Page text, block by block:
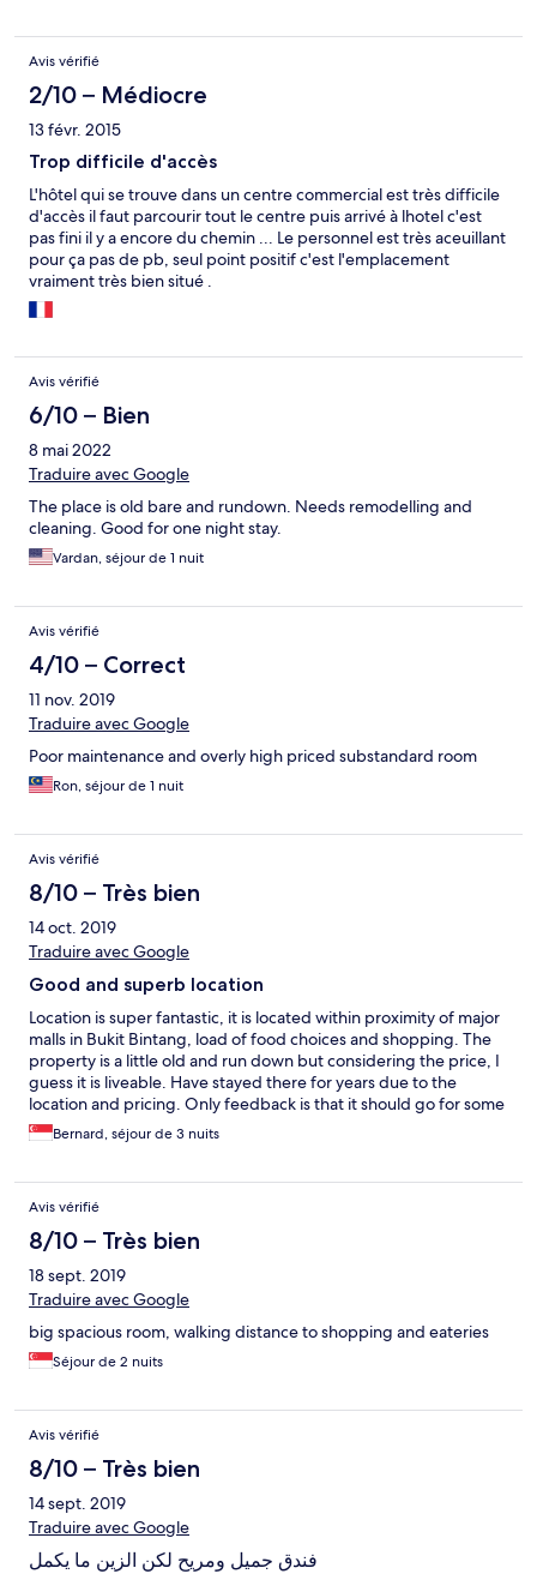
Avis vérifié
2/10 – Médiocre
13 févr. 2015
Trop difficile d'accès
L'hôtel qui se trouve dans un centre commercial est très difficile
d'accès il faut parcourir tout le centre puis arrivé à lhotel c'est
pas fini il y a encore du chemin ... Le personnel est très aceuillant
pour ça pas de pb, seul point positif c'est l'emplacement
vraiment très bien situé .
Avis vérifié
6/10 – Bien
8 mai 2022
Traduire avec Google
The place is old bare and rundown. Needs remodelling and
cleaning. Good for one night stay.
Vardan, séjour de 1 nuit
Avis vérifié
4/10 – Correct
11 nov. 2019
Traduire avec Google
Poor maintenance and overly high priced substandard room
Ron, séjour de 1 nuit
Avis vérifié
8/10 – Très bien
14 oct. 2019
Traduire avec Google
Good and superb location
Location is super fantastic, it is located within proximity of major
malls in Bukit Bintang, load of food choices and shopping. The
property is a little old and run down but considering the price, I
guess it is liveable. Have stayed there for years due to the
location and pricing. Only feedback is that it should go for some
upgrading in facilities.
Bernard, séjour de 3 nuits
Avis vérifié
8/10 – Très bien
18 sept. 2019
Traduire avec Google
big spacious room, walking distance to shopping and eateries
Séjour de 2 nuits
Avis vérifié
8/10 – Très bien
14 sept. 2019
Traduire avec Google
فندق جميل ومريح لكن الزين ما يكمل